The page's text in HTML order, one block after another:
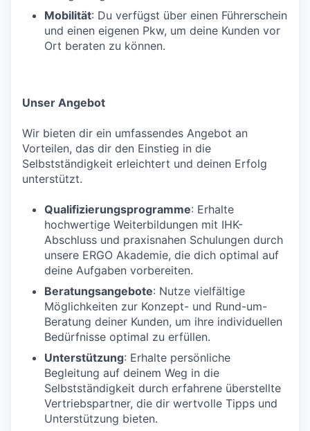
Mobilität: Du verfügst über einen Führerschein
und einen eigenen Pkw, um deine Kunden vor
Ort beraten zu können.
Unser Angebot
Wir bieten dir ein umfassendes Angebot an
Vorteilen, das dir den Einstieg in die
Selbstständigkeit erleichtert und deinen Erfolg
unterstützt.
Qualifizierungsprogramme: Erhalte
hochwertige Weiterbildungen mit IHK-
Abschluss und praxisnahen Schulungen durch
unsere ERGO Akademie, die dich optimal auf
deine Aufgaben vorbereiten.
Beratungsangebote: Nutze vielfältige
Möglichkeiten zur Konzept- und Rund-um-
Beratung deiner Kunden, um ihre individuellen
Bedürfnisse optimal zu erfüllen.
Unterstützung: Erhalte persönliche
Begleitung auf deinem Weg in die
Selbstständigkeit durch erfahrene überstellte
Vertriebspartner, die dir wertvolle Tipps und
Unterstützung bieten.